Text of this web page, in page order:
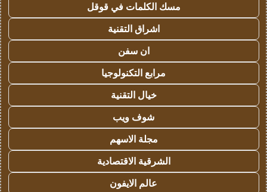
مسك الكلمات في قوقل
اشراق التقنية
ان سفن
مرابع التكنولوجيا
خيال التقنية
شوف ويب
مجلة الاسهم
الشرقية الاقتصادية
عالم الايفون